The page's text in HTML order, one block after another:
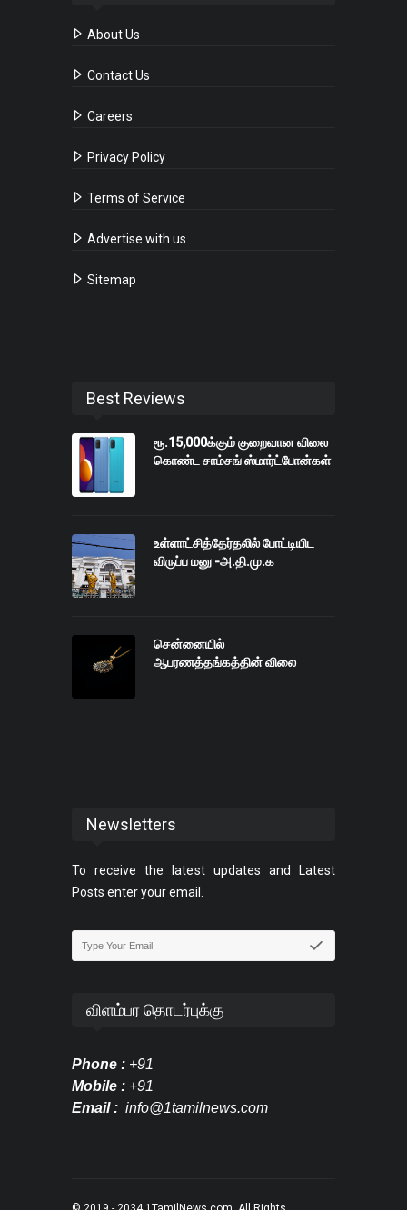
About Us
Contact Us
Careers
Privacy Policy
Terms of Service
Advertise with us
Sitemap
Best Reviews
ரூ.15,000க்கும் குறைவான விலை
கொண்ட சாம்சங் ஸ்மார்ட்போன்கள்
உள்ளாட்சித்தேர்தலில் போட்டியிட
விருப்ப மனு -அ.தி.மு.க
சென்னையில்
ஆபரணத்தங்கத்தின் விலை
Newsletters
To receive the latest updates and Latest
Posts enter your email.
விளம்பர தொடர்புக்கு
Phone : +91
Mobile : +91
Email : info@1tamilnews.com